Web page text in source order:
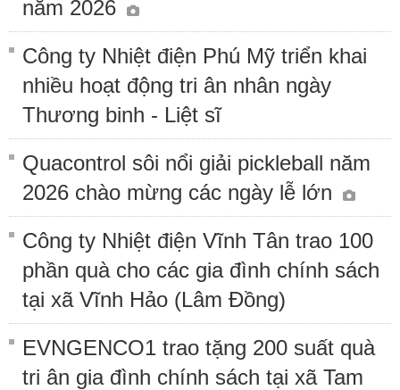
năm 2026
Công ty Nhiệt điện Phú Mỹ triển khai
nhiều hoạt động tri ân nhân ngày
Thương binh - Liệt sĩ
Quacontrol sôi nổi giải pickleball năm
2026 chào mừng các ngày lễ lớn
Công ty Nhiệt điện Vĩnh Tân trao 100
phần quà cho các gia đình chính sách
tại xã Vĩnh Hảo (Lâm Đồng)
EVNGENCO1 trao tặng 200 suất quà
tri ân gia đình chính sách tại xã Tam